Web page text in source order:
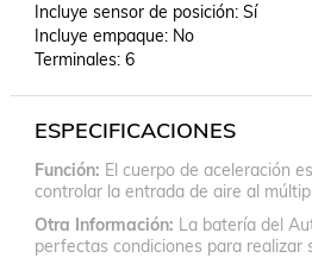
Incluye sensor de posición: Sí
Incluye empaque: No
Terminales: 6
ESPECIFICACIONES
Función El cuerpo de aceleración
controlar la entrada de aire al
Otra Información La batería del
perfectas condiciones para realizar